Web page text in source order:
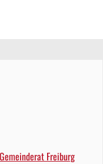
Freiburg